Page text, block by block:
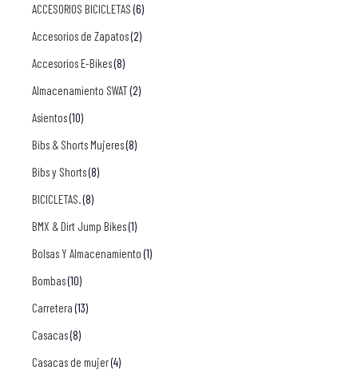
ACCESORIOS BICICLETAS (6)
Accesorios de Zapatos(2)
Accesorios E-Bikes(8)
Almacenamiento SWAT (2)
Asientos(10)
Bibs & Shorts Mujeres(8)
Bibs y Shorts(8)
BICICLETAS.(8)
BMX & Dirt Jump Bikes(1)
Bolsas Y Almacenamiento (1)
Bombas(10)
Carretera (13)
Casacas(8)
Casacas de mujer(4)